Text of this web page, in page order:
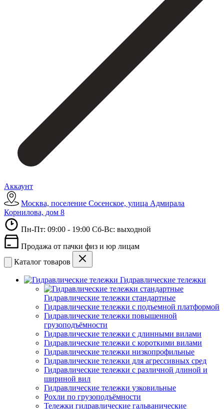
Аккаунт
Москва, поселение Сосенское, улица Адмирала
Корнилова, дом 8
Пн-Пт: 09:00 - 19:00 Сб-Вс: выходной
Продажа от пачки физ и юр лицам
Каталог товаров
Гидравлические тележки
Гидравлические тележки стандартные
Гидравлические тележки с подъемной платформой
Гидравлические тележки повышенной
грузоподъёмности
Гидравлические тележки с длинными вилами
Гидравлические тележки с короткими вилами
Гидравлические тележки низкопрофильные
Гидравлические тележки для агрессивных сред
Гидравлические тележки с различной длиной и
шириной вил
Гидравлические тележки узковильные
Рохли по грузоподъёмности
Тележки гидравлические гальванические